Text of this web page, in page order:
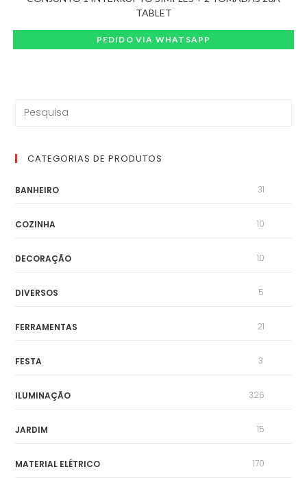
TABLET
PEDIDO VIA WHATSAPP
CATEGORIAS DE PRODUTOS
BANHEIRO 31
COZINHA 10
DECORAÇÃO 10
DIVERSOS 5
FERRAMENTAS 21
FESTA 3
ILUMINAÇÃO 326
JARDIM 15
MATERIAL ELÉTRICO 170